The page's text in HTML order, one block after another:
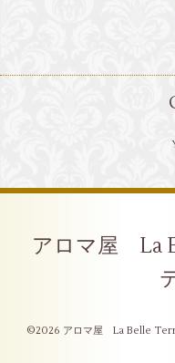
アロマ屋 La
©2026 アロマ屋 La Belle